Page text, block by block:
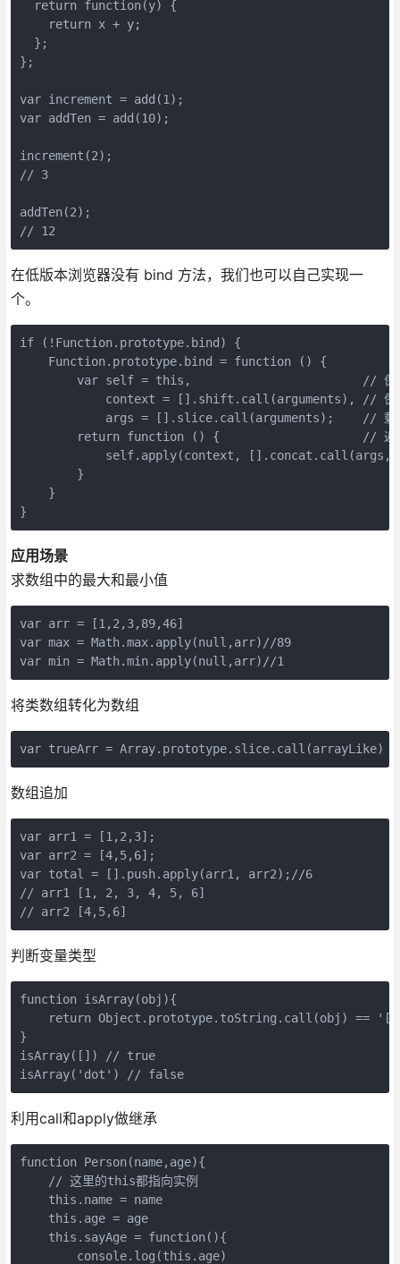
  return function(y) {
    return x + y;
  };
};
var increment = add(1);
var addTen = add(10);
increment(2);
// 3
addTen(2);
// 12
在低版本浏览器没有 bind 方法，我们也可以自己实现一
个。
if (!Function.prototype.bind) {
    Function.prototype.bind = function () {
var self = this,                        // 保
context = [].shift.call(arguments), // 保
args = [].slice.call(arguments);    // 剩
return function () {                    // 返
self.apply(context, [].concat.call(args,
        }
    }
}
应用场景
求数组中的最大和最小值
var arr = [1,2,3,89,46]
var max = Math.max.apply(null,arr)//89
var min = Math.min.apply(null,arr)//1
将类数组转化为数组
var trueArr = Array.prototype.slice.call(arrayLike)
数组追加
var arr1 = [1,2,3];
var arr2 = [4,5,6];
var total = [].push.apply(arr1, arr2);//6
// arr1 [1, 2, 3, 4, 5, 6]
// arr2 [4,5,6]
判断变量类型
function isArray(obj){
return Object.prototype.toString.call(obj) ==
}
isArray([]) // true
isArray('dot') // false
利用call和apply做继承
function Person(name,age){
    // 这里的this都指向实例
    this.name = name
    this.age = age
    this.sayAge = function(){
        console.log(this.age)